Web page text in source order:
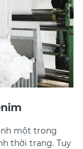
một trong
thời trang. Tuy